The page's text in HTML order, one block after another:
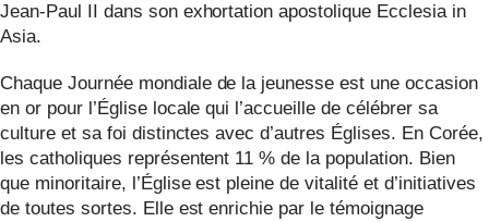
Jean-Paul II dans son exhortation apostolique Ecclesia in
Asia.
Chaque Journée mondiale de la jeunesse est une occasion
en or pour l’Église locale qui l’accueille de célébrer sa
culture et sa foi distinctes avec d’autres Églises. En Corée,
les catholiques représentent 11 % de la population. Bien
que minoritaire, l’Église est pleine de vitalité et d’initiatives
de toutes sortes. Elle est enrichie par le témoignage